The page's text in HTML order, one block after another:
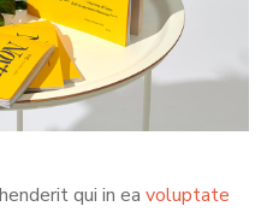
qui in ea voluptate